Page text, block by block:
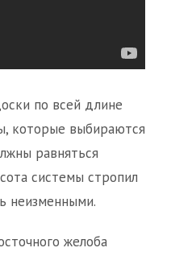
по всей длине
которые выбираются
равняться
системы стропил
неизменными.
желоба